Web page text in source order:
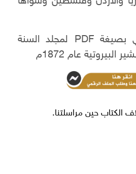
لطلب ملف رقمي بصيغة PDF لمجلد السنة
البيروتية عام 1872م
الكتاب حين مراسلتنا.